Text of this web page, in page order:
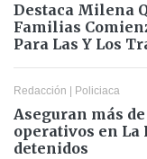
Destaca Milena
Familias
Para Las Y Los
Redacción Policiaca
Aseguran más
operativos en La
detenidos